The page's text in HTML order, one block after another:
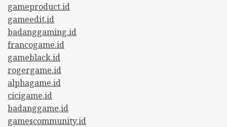
gameproduct.id
gameedit.id
badanggaming.id
francogame.id
gameblack.id
rogergame.id
alphagame.id
cicigame.id
badanggame.id
gamescommunity.id